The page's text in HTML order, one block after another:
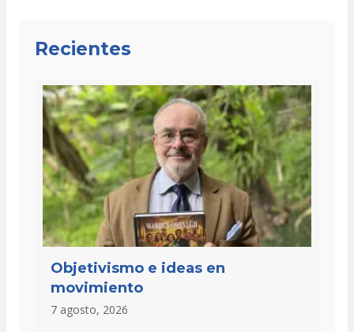
Recientes
Objetivismo e ideas en
movimiento
7 agosto, 2026